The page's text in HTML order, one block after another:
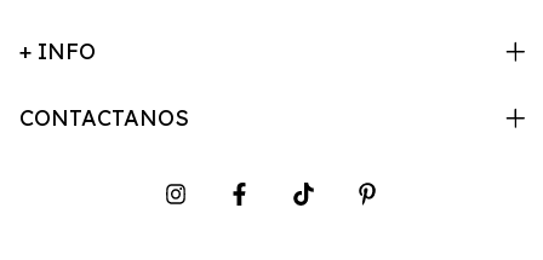
+ INFO
CONTACTANOS